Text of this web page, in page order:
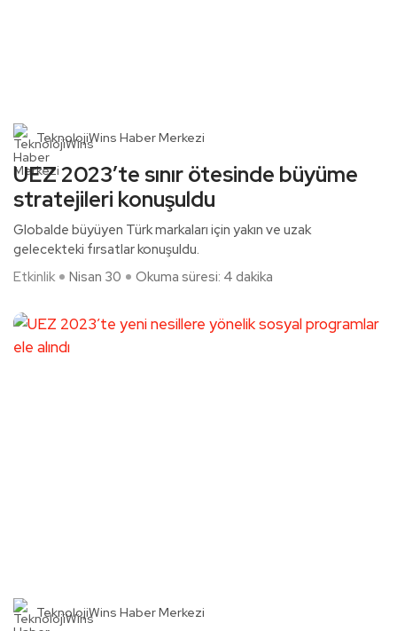
TeknolojiWins Haber Merkezi
UEZ 2023’te sınır ötesinde büyüme
stratejileri konuşuldu
Globalde büyüyen Türk markaları için yakın ve uzak
gelecekteki fırsatlar konuşuldu.
Etkinlik
Nisan 30 Okuma süresi: 4 dakika
TeknolojiWins Haber Merkezi